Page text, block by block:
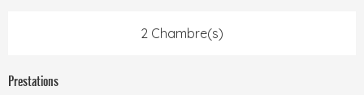
2 Chambre(s)
Prestations